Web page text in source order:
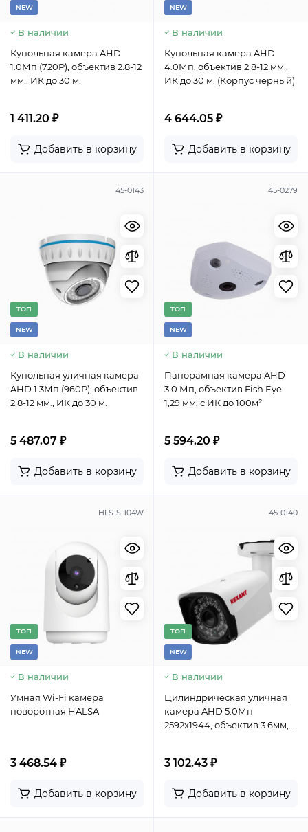
NEW
В наличии
Купольная камера AHD
1.0Мп (720P), объектив 2.8-12
мм., ИК до 30 м.
1 411.20 ₽
Добавить в корзину
NEW
В наличии
Купольная камера AHD
4.0Мп, объектив 2.8-12 мм.,
ИК до 30 м. (Корпус черный)
4 644.05 ₽
Добавить в корзину
45-0143
TОП
NEW
В наличии
Купольная уличная камера
AHD 1.3Мп (960P), объектив
2.8-12 мм., ИК до 30 м.
5 487.07 ₽
Добавить в корзину
45-0279
TОП
NEW
В наличии
Панорамная камера AHD
3.0 Мп, объектив Fish Eye
1,29 мм, с ИК до 100м²
5 594.20 ₽
Добавить в корзину
HLS-S-104W
TОП
NEW
В наличии
Умная Wi-Fi камера
поворотная HALSA
3 468.54 ₽
Добавить в корзину
45-0140
TОП
NEW
В наличии
Цилиндрическая уличная
камера AHD 5.0Мп
2592х1944, объектив 3.6мм,
3 102.43 ₽
Добавить в корзину